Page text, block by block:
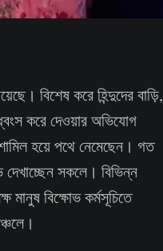
বিশেষ করে হিন্দুদের বাড়ি,
করে দেওয়ার অভিযোগ
হয়ে পথে নেমেছেন। গত
দেখাচ্ছেন সকলে। বিভিন্ন
মানুষ বিক্ষোভ কর্মসূচিতে